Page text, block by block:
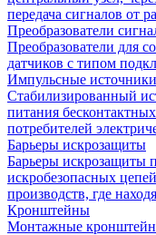
передача сигналов от
Преобразователи
Преобразователи для
датчиков с типом
Импульсные
Стабилизированный
питания
потребителей
Барьеры искрозащиты
Барьеры искрозащиты
искробезопасных
производств, где
Кронштейны
Монтажные